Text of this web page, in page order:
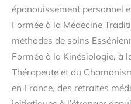
épanouissement personnel
Formée à la Médecine
méthodes de soins
Formée à la Kinésiologie, à
Thérapeute et du
en France, des retraites